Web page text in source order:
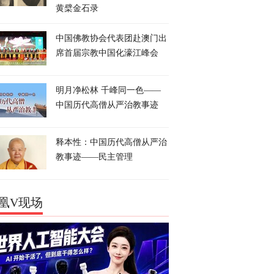
黄檗金石录
中国佛教协会代表团赴澳门出
席首届宗教中国化濠江峰会
明月净松林 千峰同一色——
中国历代高僧从严治教事迹
释本性：中国历代高僧从严治
教事迹——民主管理
V现场